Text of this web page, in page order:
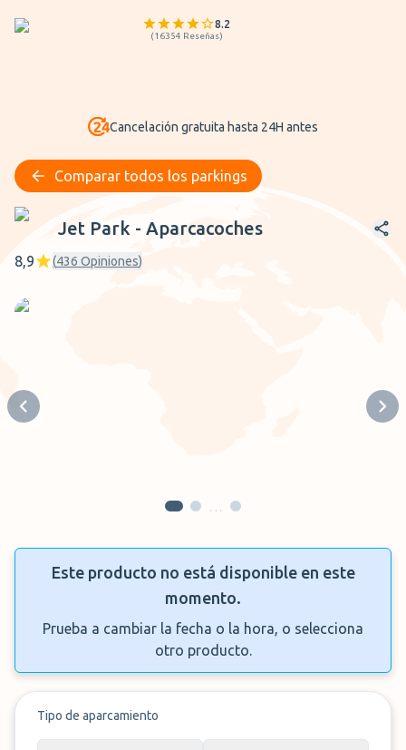
8.2
(16354 Reseñas)
Cancelación gratuita hasta 24H antes
Comparar todos los parkings
Jet Park - Aparcacoches
Jet Park - Aparcacoches
8,9 (436 Opiniones)
Previous slide
…
Este producto no está disponible en este
momento.
Prueba a cambiar la fecha o la hora, o selecciona
otro producto.
Tipo de aparcamiento